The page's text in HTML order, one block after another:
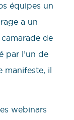
équipes un
a un
de
par l’un de
manifeste, il
webinars